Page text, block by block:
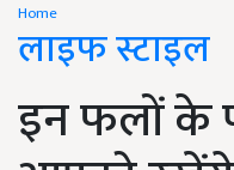
Home
लाइफ स्टाइल
इन फलों के